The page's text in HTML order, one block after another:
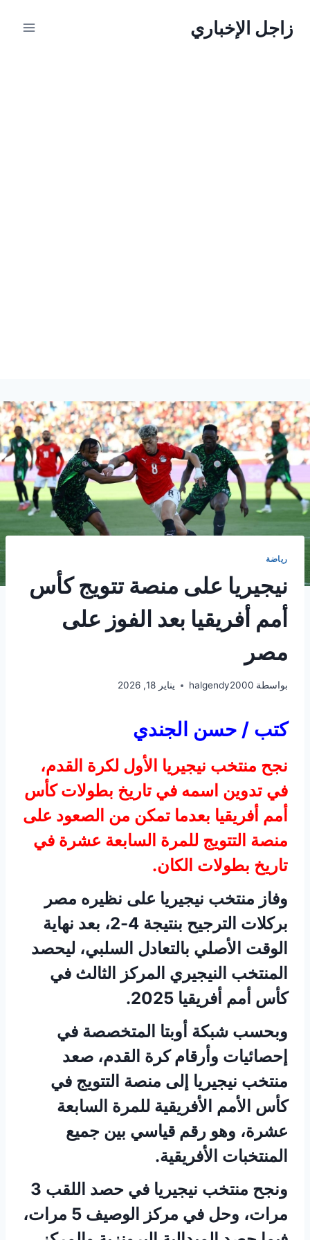
زاجل الإخباري
رياضة
نيجيريا على منصة تتويج كأس
أمم أفريقيا بعد الفوز على
مصر
بواسطة halgendy2000 يناير 18, 2026
كتب / حسن الجندي
نجح منتخب نيجيريا الأول لكرة القدم،
في تدوين اسمه في تاريخ بطولات كأس
أمم أفريقيا بعدما تمكن من الصعود على
منصة التتويج للمرة السابعة عشرة في
تاريخ بطولات الكان.
وفاز منتخب نيجيريا على نظيره مصر
بركلات الترجيح بنتيجة 4-2، بعد نهاية
الوقت الأصلي بالتعادل السلبي، ليحصد
المنتخب النيجيري المركز الثالث في
كأس أمم أفريقيا 2025.
وبحسب شبكة أوبتا المتخصصة في
إحصائيات وأرقام كرة القدم، صعد
منتخب نيجيريا إلى منصة التتويج في
كأس الأمم الأفريقية للمرة السابعة
عشرة، وهو رقم قياسي بين جميع
المنتخبات الأفريقية.
ونجح منتخب نيجيريا في حصد اللقب 3
مرات، وحل في مركز الوصيف 5 مرات،